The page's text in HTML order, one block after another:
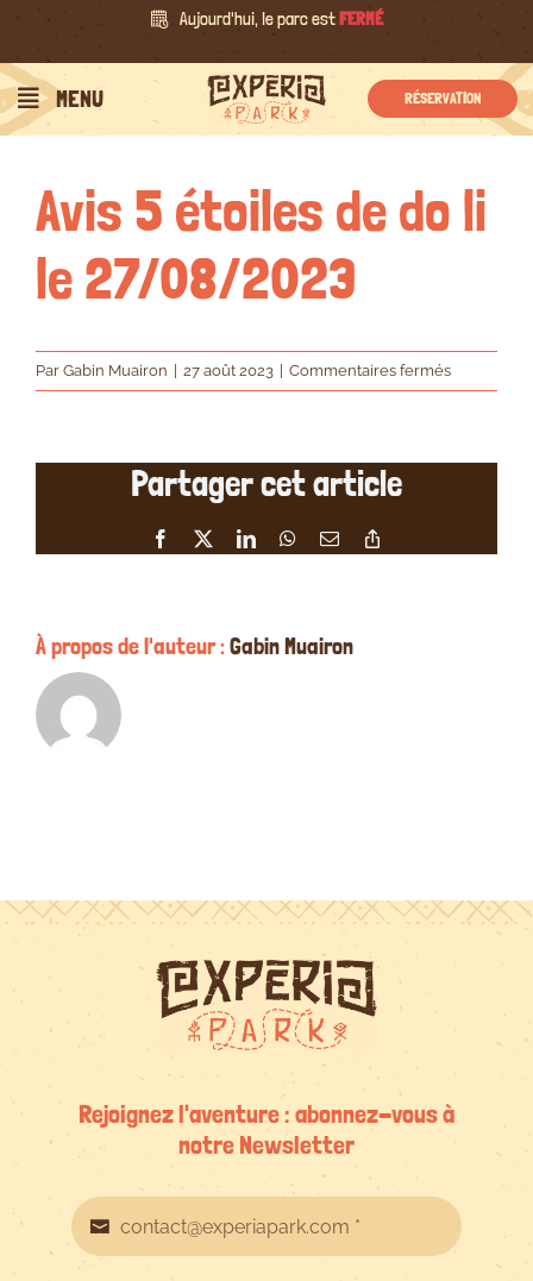
contenu
Aujourd'hui, le parc estFERMÉ
MENU RÉSERVATION
Précédent Suivant
Avis 5 étoiles de do li
le 27/08/2023
Par Gabin Muairon 27 août 2023 Commentaires ferméssur
Avis
le
Partager cet article
Facebook LinkedInWhatsApp
Email
Link
À propos de l'auteur :Gabin Muairon
Rejoignez l'aventure : abonnez-vous à
notre Newsletter